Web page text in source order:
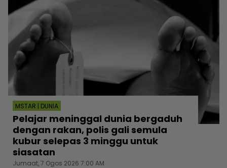
MSTAR | DUNIA
Pelajar meninggal dunia bergaduh
dengan rakan, polis gali semula
kubur selepas 3 minggu untuk
siasatan
Jumaat, 7 Ogos 2026 7:00 AM